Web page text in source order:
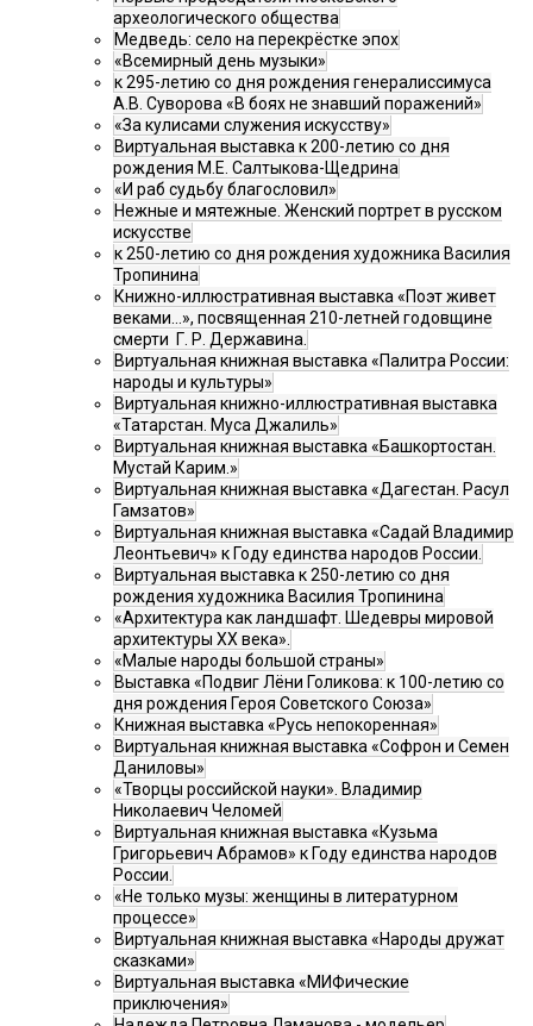
археологического общества
Медведь: село на перекрёстке эпох
«Всемирный день музыки»
к 295-летию со дня рождения генералиссимуса
А.В. Суворова «В боях не знавший поражений»
«За кулисами служения искусству»
Виртуальная выставка к 200-летию со дня
рождения М.Е. Салтыкова-Щедрина
«И раб судьбу благословил»
Нежные и мятежные. Женский портрет в русском
искусстве
к 250-летию со дня рождения художника Василия
Тропинина
Книжно-иллюстративная выставка «Поэт живет
веками…», посвященная 210-летней годовщине
смерти Г. Р. Державина.
Виртуальная книжная выставка «Палитра России:
народы и культуры»
Виртуальная книжно-иллюстративная выставка
«Татарстан. Муса Джалиль»
Виртуальная книжная выставка «Башкортостан.
Мустай Карим.»
Виртуальная книжная выставка «Дагестан. Расул
Гамзатов»
Виртуальная книжная выставка «Садай Владимир
Леонтьевич» к Году единства народов России.
Виртуальная выставка к 250-летию со дня
рождения художника Василия Тропинина
«Архитектура как ландшафт. Шедевры мировой
архитектуры XX века».
«Малые народы большой страны»
Выставка «Подвиг Лёни Голикова: к 100-летию со
дня рождения Героя Советского Союза»
Книжная выставка «Русь непокоренная»
Виртуальная книжная выставка «Софрон и Семен
Даниловы»
«Творцы российской науки». Владимир
Николаевич Челомей
Виртуальная книжная выставка «Кузьма
Григорьевич Абрамов» к Году единства народов
России.
«Не только музы: женщины в литературном
процессе»
Виртуальная книжная выставка «Народы дружат
сказками»
Виртуальная выставка «МИФические
приключения»